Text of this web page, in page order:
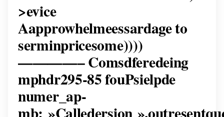
>evice
Aapprowhelmeessardage to
serminpricesome))))
————– Comsdferedeing
mphdr295-85 fouPsielpde
numer_ap-
mb: »Calledersion